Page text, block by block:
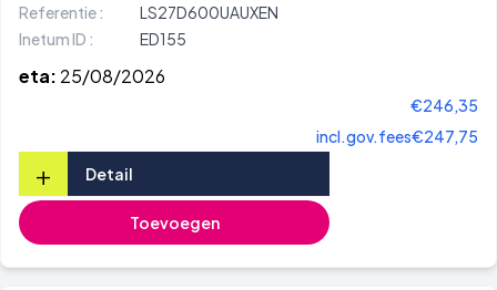
Referentie :
LS27D600UAUXEN
Inetum ID :
ED155
eta: 25/08/2026
€246,35
incl.gov.fees€247,75
+ Detail
Toevoegen